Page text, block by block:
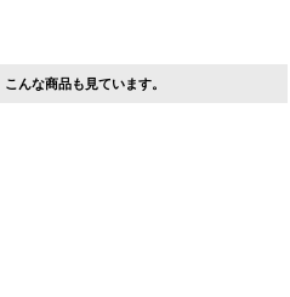
んな商品も見ています。